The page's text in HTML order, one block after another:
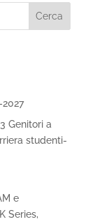
Genitori a
studenti-
e
Series,